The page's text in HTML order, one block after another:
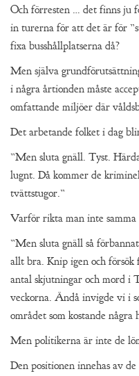
Och förresten … det finns ju
in turerna för att det är för
fixa busshållplatserna då?
Men själva
i några årtionden måste
omfattande miljöer där
Det arbetande folket i dag
”Men sluta gnäll. Tyst.
lugnt. Då kommer de
tvättstugor.”
Varför rikta man inte
”Men sluta gnäll så
allt bra. Knip igen och
antal skjutningar och mord i
veckorna. Ändå invigde vi i
området som kostande
Men politikerna är inte de
Den positionen innehas av